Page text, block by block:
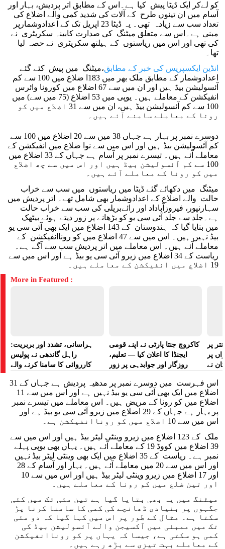
کو لےکر ایک ڈیٹا پیش کیا ہے۔اس کے مطابق اتر پردیش، بہار اور
آسام میں ان تینوں طرح کے آلات کی شدید کمی والے اضلاع کی
تعداد سب سے زیادہ تھی۔ یہ ڈیٹا 23 اپریل تک کے اعدادوشمارپر
مبنی ہے۔اس سے متعلق میٹنگ کی صدارت کابینہ سکریٹری نے
کی تھی اور اس میں ریاستوں کے ہیلتھ سکریٹری نے حصہ لیا
تھا۔
انڈین ایکسپریس کی خبر کے مطابق،میٹنگ میں پیش کئے گئے
اعدادوشمار کے مطابق ملک بھر میں 183ا ضلاع میں 100 سے کم
آئسولیشن بیڈ ہیں اور ان میں سے 67 اضلاع میں کورونا وائرس
انفیکشن کے معاملے ہیں۔ یوپی میں 53 اضلاع (75 میں سے) میں
100 سے کم آئسولیشن بیڈ ہیں، ان میں سے 31 اضلاع میں کو
رونا کے معاملے سامنے آئے ہیں۔
دوسرے نمبر پر بہار ہے جہاں 38 میں سے 20 اضلاع میں 100 سے
کم آئسولیشن بیڈ ہیں اور اس میں سے نوا ضلاع میں انفیکشن کے
معاملے آئے ہیں۔ تیسرے نمبر پر آسام ہے جہاں کے 33 اضلاع میں
100 سے کم آئسولیشن بیڈ ہیں اور اس میں سے چھ اضلاع
میں کو رونا کے معاملے آئے ہیں۔
میٹنگ میں دکھائے گئے ڈیٹا میں ریاستوں میں سب سے خراب
حالت والے اضلاع کے اعدادوشمار بھی شامل تھے۔ اتر پردیش میں
سہارنپور، فیروزآباداد اور رائےبریلی کی سب سے خراب حالت
ہے۔جلد سے جلد آئی سی یو کو بڑھانے پر زور دیتے ہوئے بیٹھک
میں بتایا گیا کہ ہندوستان کے 143 اضلاع میں ایک بھی آئی سی یو
بیڈ نہیں ہیں۔ اس میں سے 47 اضلاع میں کو روناانفیکشن کے
معاملے آئے ہیں۔ اس معاملے میں اتر پردیش سب سے آگے ہے۔
ریاست کے 34 اضلاع میں زیرو آئی سی یو بیڈ ہے اور اس میں سے
19 اضلاع میں انفیکشن کے معاملے ہیں۔
More in Featured :
ہراسانی، تشدد اور بربریت:
راہل گاندھی نے پولیس
کارروائی کا سامنا کرنے والے
کاکروچ جنتا پارٹی نے اپنے قومی
ایجنڈا کا اعلان کیا — تعلیم،
روزگار اور جوابدہی پر زور
پر
پر
نے
اس فہرست میں دوسرے نمبر پر مدھیہ پردیش ہے جہاں کے 31
اضلاع میں ایک بھی آئی سی یو بیڈ نہیں ہے اور اس میں سے 11
اضلاع میں کو رونا کے مریض ہیں۔ اس معاملے میں تیسرے نمبر
پر بہار ہے جہاں کے 29 اضلاع میں زیرو آئی سی یو بیڈ ہے اور
اس میں سے 10 اضلاع میں کو روناانفیکشن ہے۔
ملک کے 123 اضلاع میں زیرو وینٹی لیٹر بیڈ ہیں اور اس میں سے
39 اضلاع میں کووڈ 19 کے معاملے آئے ہیں۔ یہاں بھی یوپی پہلے
نمبر ہے۔ ریاست کے 35 اضلاع میں ایک بھی وینٹی لیٹر بیڈ نہیں
اور اس میں سے 20 میں معاملے آئے ہیں۔ بہار اور آسام کے 28
اور 17 اضلاع میں زیرو وینٹی لیٹر بیڈ ہیں اور اس میں سے 10
اور تین ضلع میں کو رونا کے معاملے ہیں۔
میٹنگ میں یہ بھی بتایا گیا ہے تین مئی تک میں کئی
جگہوں پر بنیادی ڈھانچے کی کمی کا سامنا کرنا پڑ
سکتا ہے۔ مثال کے طور پر اس میں کہا گیا کہ دو مئی
تک میں ممبئی میں آکسیجن والے آئسولیشن بیڈ کی
کمی ہو سکتی ہے، جیسا کہ یہاں پر کو روناانفیکشن
کے معاملے بہت تیزی سے بڑھ رہے ہیں۔